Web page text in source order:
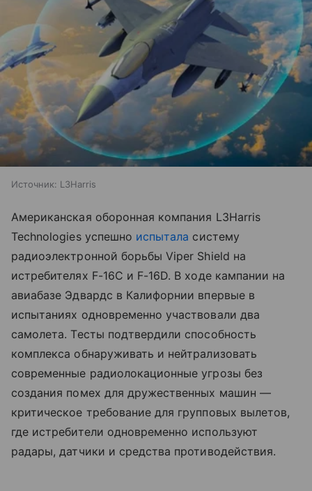
Источник: L3Harris
Американская оборонная компания L3Harris
Technologies успешно испытала систему
радиоэлектронной борьбы Viper Shield на
истребителях F-16C и F-16D. В ходе кампании на
авиабазе Эдвардс в Калифорнии впервые в
испытаниях одновременно участвовали два
самолета. Тесты подтвердили способность
комплекса обнаруживать и нейтрализовать
современные радиолокационные угрозы без
создания помех для дружественных машин —
критическое требование для групповых вылетов,
где истребители одновременно используют
радары, датчики и средства противодействия.